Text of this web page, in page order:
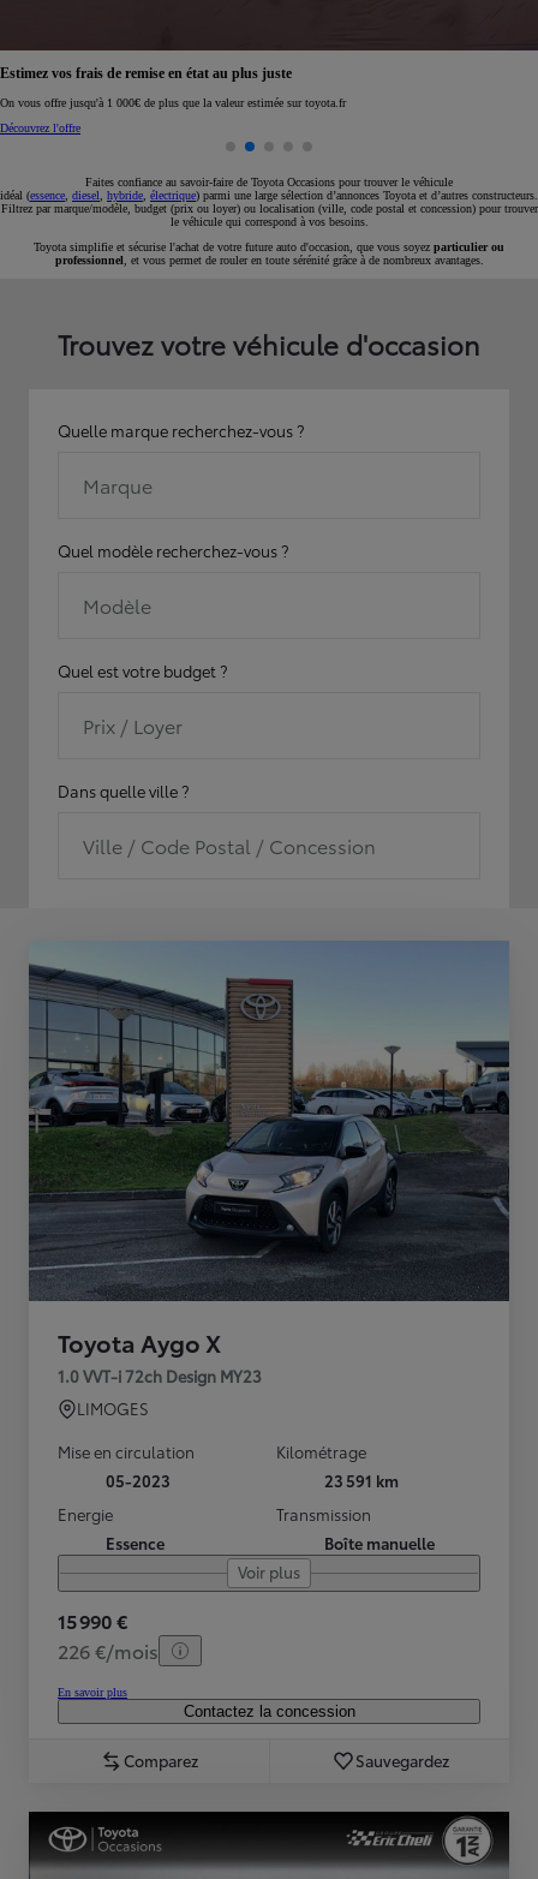
Réservez en ligne votre occasion pour 1€ seulement
Réservez en ligne
Faites confiance au savoir-faire de Toyota Occasions pour trouver le véhicule
idéal (essence diesel hybride électrique) parmi une large sélection d’annonces Toyota et d’autres constructeurs.
Filtrez par marque/modèle, budget (prix ou loyer) ou localisation (ville, code postal et concession) pour trouver
le véhicule qui correspond à vos besoins.
Toyota simplifie et sécurise l'achat de votre future auto d'occasion, que vous soyez particulier ou
professionnel , et vous permet de rouler en toute sérénité grâce à de nombreux avantages.
Trouvez votre véhicule d'occasion
Quelle marque recherchez-vous ?
Marque
Quel modèle recherchez-vous ?
Modèle
Quel est votre budget ?
Prix / Loyer
Dans quelle ville ?
Ville / Code Postal / Concession
Toyota Aygo X
1.0 VVT-i 72ch Design MY23
LIMOGES
Mise en circulation
05-2023
Kilométrage
23 591 km
Energie
Essence
Transmission
Boîte manuelle
Voir plus
15 990 €
226 €/mois
En savoir plus
Contactez la concession
Comparez Sauvegardez